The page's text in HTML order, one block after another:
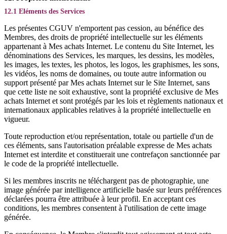
12.1 Eléments des Services
Les présentes CGUV n'emportent pas cession, au bénéfice des
Membres, des droits de propriété intellectuelle sur les éléments
appartenant à Mes achats Internet. Le contenu du Site Internet, les
dénominations des Services, les marques, les dessins, les modèles,
les images, les textes, les photos, les logos, les graphismes, les sons,
les vidéos, les noms de domaines, ou toute autre information ou
support présenté par Mes achats Internet sur le Site Internet, sans
que cette liste ne soit exhaustive, sont la propriété exclusive de Mes
achats Internet et sont protégés par les lois et règlements nationaux et
internationaux applicables relatives à la propriété intellectuelle en
vigueur.
Toute reproduction et/ou représentation, totale ou partielle d'un de
ces éléments, sans l'autorisation préalable expresse de Mes achats
Internet est interdite et constituerait une contrefaçon sanctionnée par
le code de la propriété intellectuelle.
Si les membres inscrits ne téléchargent pas de photographie, une
image générée par intelligence artificielle basée sur leurs préférences
déclarées pourra être attribuée à leur profil. En acceptant ces
conditions, les membres consentent à l'utilisation de cette image
générée.